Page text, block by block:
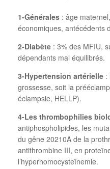
1-Générales : âge
économiques, antécédents
2-Diabète : 3% des MFIU,
dépendants mal équilibrés.
3-Hypertension artérielle :
grossesse, soit la
éclampsie, HELLP).
4-Les thrombophilies
antiphospholipides, les
du gêne 20210A de la
antithrombine III, en
l’hyperhomocysteïnemie.